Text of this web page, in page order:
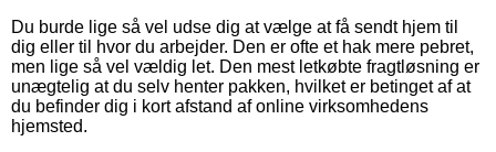
Du burde lige så vel udse dig at vælge at få sendt hjem til
dig eller til hvor du arbejder. Den er ofte et hak mere pebret,
men lige så vel vældig let. Den mest letkøbte fragtløsning er
unægtelig at du selv henter pakken, hvilket er betinget af at
du befinder dig i kort afstand af online virksomhedens
hjemsted.